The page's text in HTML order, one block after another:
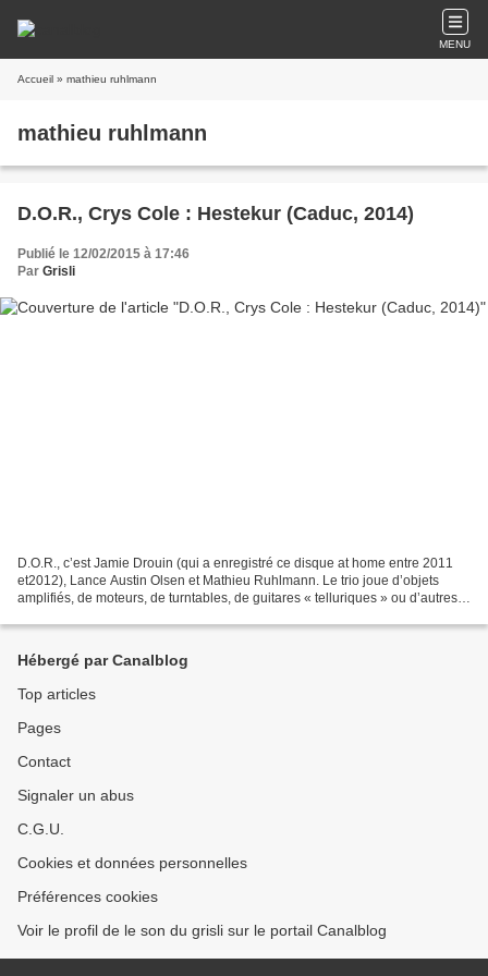
MENU
Accueil » mathieu ruhlmann
mathieu ruhlmann
D.O.R., Crys Cole : Hestekur (Caduc, 2014)
Publié le 12/02/2015 à 17:46
Par Grisli
D.O.R., c’est Jamie Drouin (qui a enregistré ce disque at home entre 2011
et2012), Lance Austin Olsen et Mathieu Ruhlmann. Le trio joue d’objets
amplifiés, de moteurs, de turntables, de guitares « telluriques » ou d’autres
Hébergé par Canalblog
Top articles
Pages
Contact
Signaler un abus
C.G.U.
Cookies et données personnelles
Préférences cookies
Voir le profil de le son du grisli sur le portail Canalblog